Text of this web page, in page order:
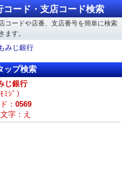
ード・支店コード検索
コードや店番、支店番号を簡単に検索
ます。
みじ銀行
ップ検索
じ銀行
ﾓﾐｼﾞ）
： 0569
字：え